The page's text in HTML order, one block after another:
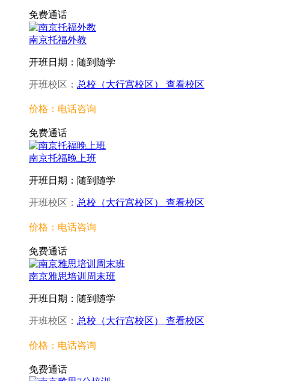
免费通话
南京托福外教
开班日期：随到随学
开班校区： 总校（大行宫校区） 查看校区
价格：电话咨询
免费通话
南京托福晚上班
开班日期：随到随学
开班校区： 总校（大行宫校区） 查看校区
价格：电话咨询
免费通话
南京雅思培训周末班
开班日期：随到随学
开班校区： 总校（大行宫校区） 查看校区
价格：电话咨询
免费通话